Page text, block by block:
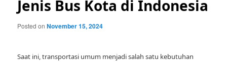
Jenis Bus Kota di Indonesia
Posted onNovember 15, 2024
Saat ini, transportasi umum menjadi salah satu kebutuhan